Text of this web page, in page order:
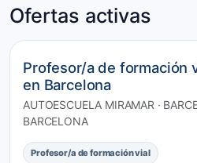
Ofertas activas
Profesor/a de formación
en Barcelona
AUTOESCUELA MIRAMAR ·
BARCELONA
Profesor/a de formación vial